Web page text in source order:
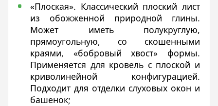
«Плоская». Классический плоский лист
из обожженной природной глины.
Может иметь полукруглую,
прямоугольную, со скошенными
краями, «бобровый хвост» формы.
Применяется для кровель с плоской и
криволинейной конфигурацией.
Подходит для отделки слуховых окон и
башенок;